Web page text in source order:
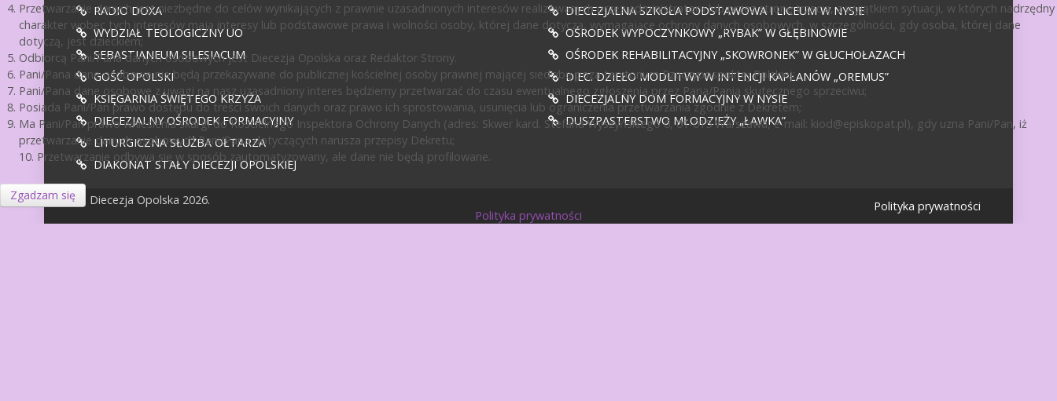
RADIO DOXA
WYDZIAŁ TEOLOGICZNY UO
SEBASTIANEUM SILESIACUM
GOŚĆ OPOLSKI
KSIĘGARNIA ŚWIĘTEGO KRZYŻA
DIECEZJALNY OŚRODEK FORMACYJNY
LITURGICZNA SŁUŻBA OŁTARZA
DIAKONAT STAŁY DIECEZJI OPOLSKIEJ
DIECEZJALNA SZKOŁA PODSTAWOWA I LICEUM W NYSIE
OŚRODEK WYPOCZYNKOWY „RYBAK” W GŁĘBINOWIE
OŚRODEK REHABILITACYJNY „SKOWRONEK” W GŁUCHOŁAZACH
DIEC. DZIEŁO MODLITWY W INTENCJI KAPŁANÓW „OREMUS”
DIECEZJALNY DOM FORMACYJNY W NYSIE
DUSZPASTERSTWO MŁODZIEŻY „ŁAWKA”
© Diecezja Opolska 2026. Polityka prywatności
Przetwarzanie danych jest niezbędne do celów wynikających z prawnie uzasadnionych interesów realizowanych przez administratora lub przez stronę trzecią, z wyjątkiem sytuacji, w których nadrzędny
charakter wobec tych interesów mają interesy lub podstawowe prawa i wolności osoby, której dane dotyczą, wymagające ochrony danych osobowych, w szczególności, gdy osoba, której dane
dotyczą, jest dzieckiem;
Odbiorcą Pani/Pana danych osobowych jest Diecezja Opolska oraz Redaktor Strony.
Pani/Pana dane osobowe nie będą przekazywane do publicznej kościelnej osoby prawnej mającej siedzibę poza terytorium Rzeczypospolitej Polskiej;
Pani/Pana dane osobowe z uwagi na nasz uzasadniony interes będziemy przetwarzać do czasu ewentualnego zgłoszenia przez Pana/Panią skutecznego sprzeciwu;
Posiada Pani/Pan prawo dostępu do treści swoich danych oraz prawo ich sprostowania, usunięcia lub ograniczenia przetwarzania zgodnie z Dekretem;
Ma Pani/Pan prawo wniesienia skargi do Kościelnego Inspektora Ochrony Danych (adres: Skwer kard. Stefana Wyszyńskiego 6, 01-015 Warszawa, e-mail: kiod@episkopat.pl), gdy uzna Pani/Pan, iż
przetwarzanie danych osobowych Pani/Pana dotyczących narusza przepisy Dekretu;
10. Przetwarzanie odbywa się w sposób zautomatyzowany, ale dane nie będą profilowane.
Zgadzam się
Polityka prywatności